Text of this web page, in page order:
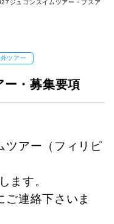
ジュゴンスイムツアー・ブスア
ツアー
ー・募集要項
ツアー（フィリピ
ます。
ご連絡下さいま